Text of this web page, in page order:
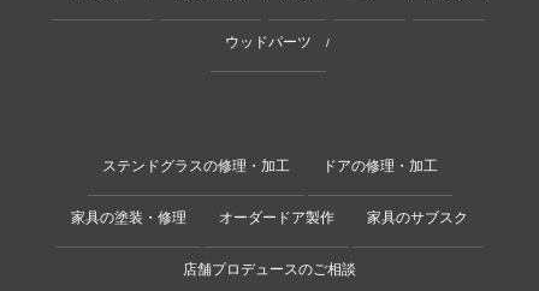
ウッドパーツ /
ステンドグラスの修理・加工 ドアの修理・加工
家具の塗装・修理 オーダードア製作 家具のサブスク
店舗プロデュースのご相談